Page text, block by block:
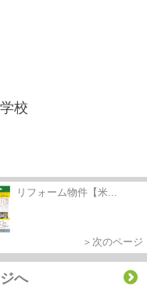
校
リフォーム物件【米...
＞次のページ
へ